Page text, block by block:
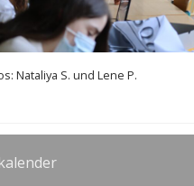
Nataliya S. und Lene P.